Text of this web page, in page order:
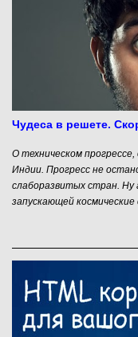
Чудеса в решете.
О техническом
Индии. Прогресс не
слаборазвитых стран. Ну
запускающей
возникает. Индусы
туалетов, когда не ты
платят деньги за то,
стартап, я понимаю! Ну а
просто сразила наповал.